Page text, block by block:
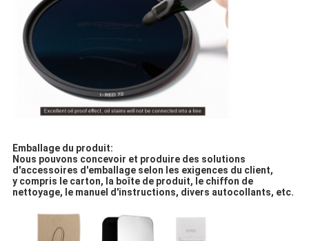
Emballage du produit:
Nous pouvons concevoir et produire des solutions
d'accessoires d'emballage selon les exigences du client,
y compris le carton, la boîte de produit, le chiffon de
nettoyage, le manuel d'instructions, divers autocollants, etc.